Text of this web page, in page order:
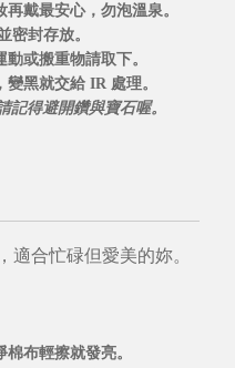
再戴最安心，勿泡溫泉。
密封存放。
動或搬重物請取下。
變黑就交給 IR 處理。
得避開鑽與寶石喔。
適合忙碌但愛美的妳。
棉布輕擦就發亮。